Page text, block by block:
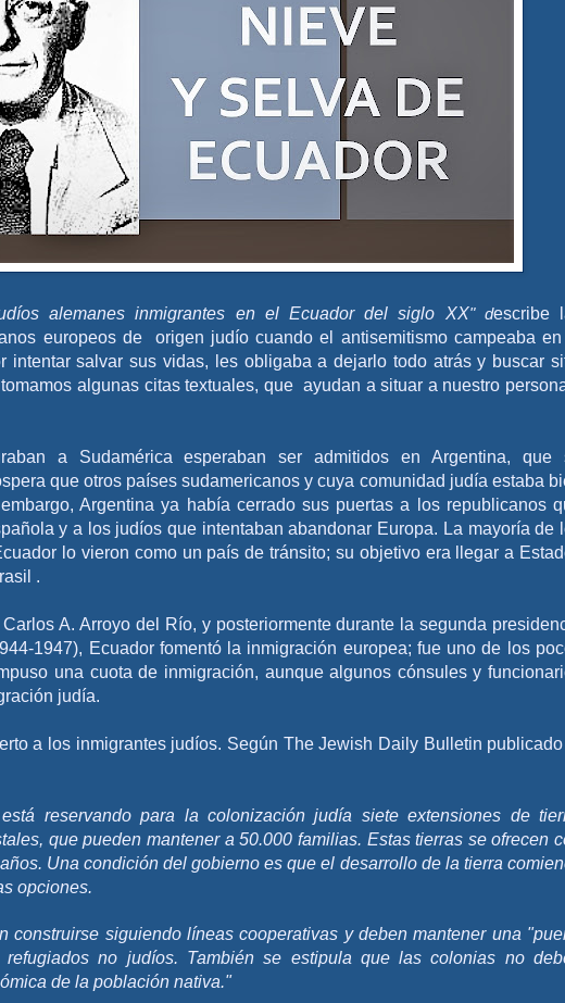
alemanes inmigrantes en el Ecuador del siglo XX" describe
europeos de origen judío cuando el antisemitismo campeaba en
intentar salvar sus vidas, les obligaba a dejarlo todo atrás y buscar
algunas citas textuales, que ayudan a situar a nuestro
a Sudamérica esperaban ser admitidos en Argentina, que
que otros países sudamericanos y cuya comunidad judía estaba
Argentina ya había cerrado sus puertas a los republicanos
y a los judíos que intentaban abandonar Europa. La mayoría de
lo vieron como un país de tránsito; su objetivo era llegar a
.
A. Arroyo del Río, y posteriormente durante la segunda
1947), Ecuador fomentó la inmigración europea; fue uno de los
una cuota de inmigración, aunque algunos cónsules y
judía.
a los inmigrantes judíos. Según The Jewish Daily Bulletin publicado
reservando para la colonización judía siete extensiones de
que pueden mantener a 50.000 familias. Estas tierras se ofrecen
Una condición del gobierno es que el desarrollo de la tierra
opciones.
construirse siguiendo líneas cooperativas y deben mantener una
no judíos. También se estipula que las colonias no
de la población nativa."